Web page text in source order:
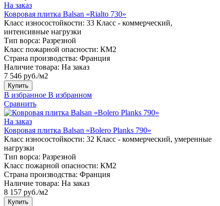
На заказ
Ковровая плитка Balsan «Rialto 730»
Класс износостойкости: 33 Класс - коммерческий,
интенсивные нагрузки
Тип ворса: Разрезной
Класс пожарной опасности: КМ2
Страна производства: Франция
Наличие товара: На заказ
7 546 руб./м2
Купить
В избранное В избранном
Сравнить
На заказ
Ковровая плитка Balsan «Bolero Planks 790»
Класс износостойкости: 32 Класс - коммерческий, умеренные
нагрузки
Тип ворса: Разрезной
Класс пожарной опасности: КМ2
Страна производства: Франция
Наличие товара: На заказ
8 157 руб./м2
Купить